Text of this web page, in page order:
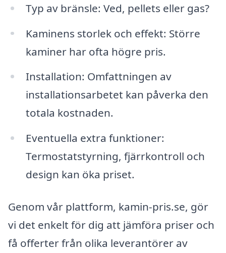
Typ av bränsle: Ved, pellets eller gas?
Kaminens storlek och effekt: Större
kaminer har ofta högre pris.
Installation: Omfattningen av
installationsarbetet kan påverka den
totala kostnaden.
Eventuella extra funktioner:
Termostatstyrning, fjärrkontroll och
design kan öka priset.
Genom vår plattform, kamin-pris.se, gör
vi det enkelt för dig att jämföra priser och
få offerter från olika leverantörer av